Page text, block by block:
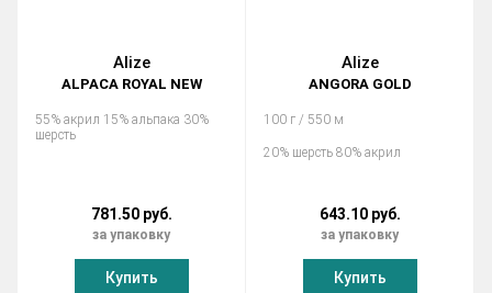
Alize
ALPACA ROYAL NEW
55% акрил 15% альпака 30%
шерсть
781.50 руб.
за упаковку
Купить
Alize
ANGORA GOLD
100 г / 550 м
20% шерсть 80% акрил
643.10 руб.
за упаковку
Купить